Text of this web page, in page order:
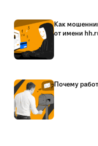
Как
от имени
Почему